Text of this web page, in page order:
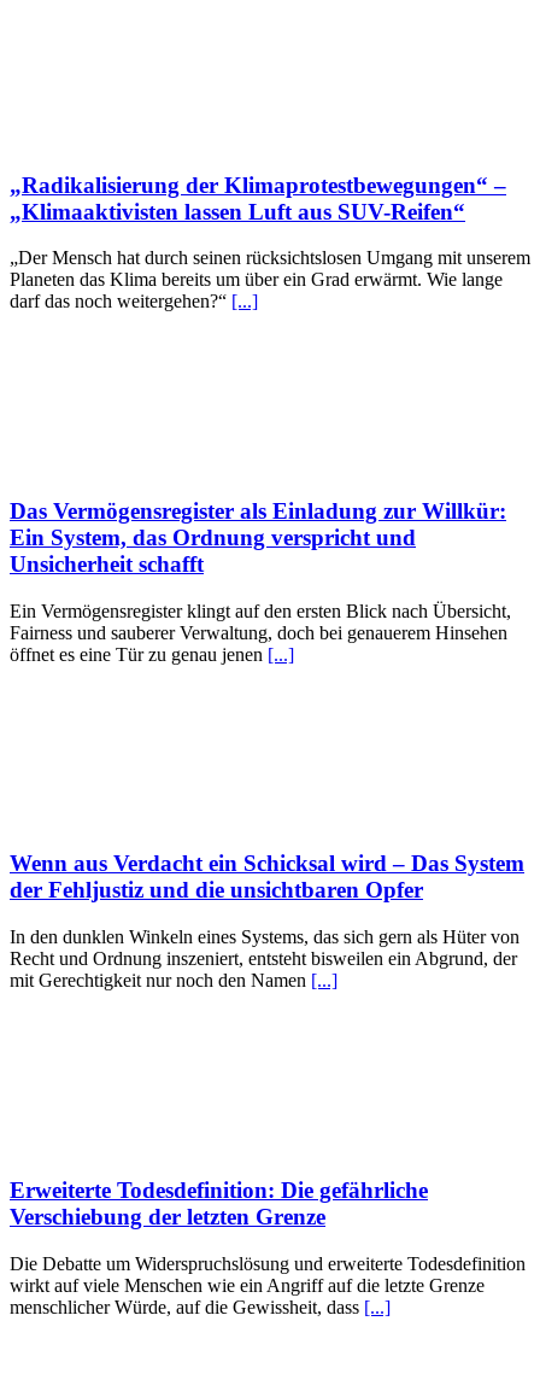
„Radikalisierung der Klimaprotestbewegungen“ –
„Klimaaktivisten lassen Luft aus SUV-Reifen“
„Der Mensch hat durch seinen rücksichtslosen Umgang mit unserem
Planeten das Klima bereits um über ein Grad erwärmt. Wie lange
darf das noch weitergehen?“ [...]
Das Vermögensregister als Einladung zur Willkür:
Ein System, das Ordnung verspricht und
Unsicherheit schafft
Ein Vermögensregister klingt auf den ersten Blick nach Übersicht,
Fairness und sauberer Verwaltung, doch bei genauerem Hinsehen
öffnet es eine Tür zu genau jenen [...]
Wenn aus Verdacht ein Schicksal wird – Das System
der Fehljustiz und die unsichtbaren Opfer
In den dunklen Winkeln eines Systems, das sich gern als Hüter von
Recht und Ordnung inszeniert, entsteht bisweilen ein Abgrund, der
mit Gerechtigkeit nur noch den Namen [...]
Erweiterte Todesdefinition: Die gefährliche
Verschiebung der letzten Grenze
Die Debatte um Widerspruchslösung und erweiterte Todesdefinition
wirkt auf viele Menschen wie ein Angriff auf die letzte Grenze
menschlicher Würde, auf die Gewissheit, dass [...]